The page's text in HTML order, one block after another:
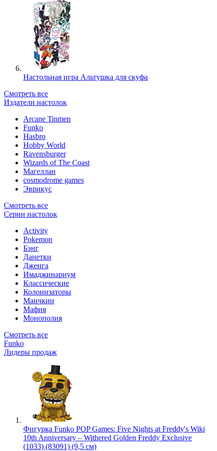
Настольная игра Альтушка для скуфа
Смотреть все
Издатели настолок
Arcane Tinmen
Funko
Hasbro
Hobby World
Ravensburger
Wizards of The Coast
Магеллан
сosmodrome games
Эврикус
Смотреть все
Серии настолок
Activity
Pokemon
Бэнг
Данетки
Дженга
Имаджинариум
Классические
Колонизаторы
Манчкин
Мафия
Монополия
Смотреть все
Funko
Лидеры продаж
Фигурка Funko POP Games: Five Nights at Freddy's Wiki
10th Anniversary – Withered Golden Freddy Exclusive
(1033) (83091) (9,5 см)